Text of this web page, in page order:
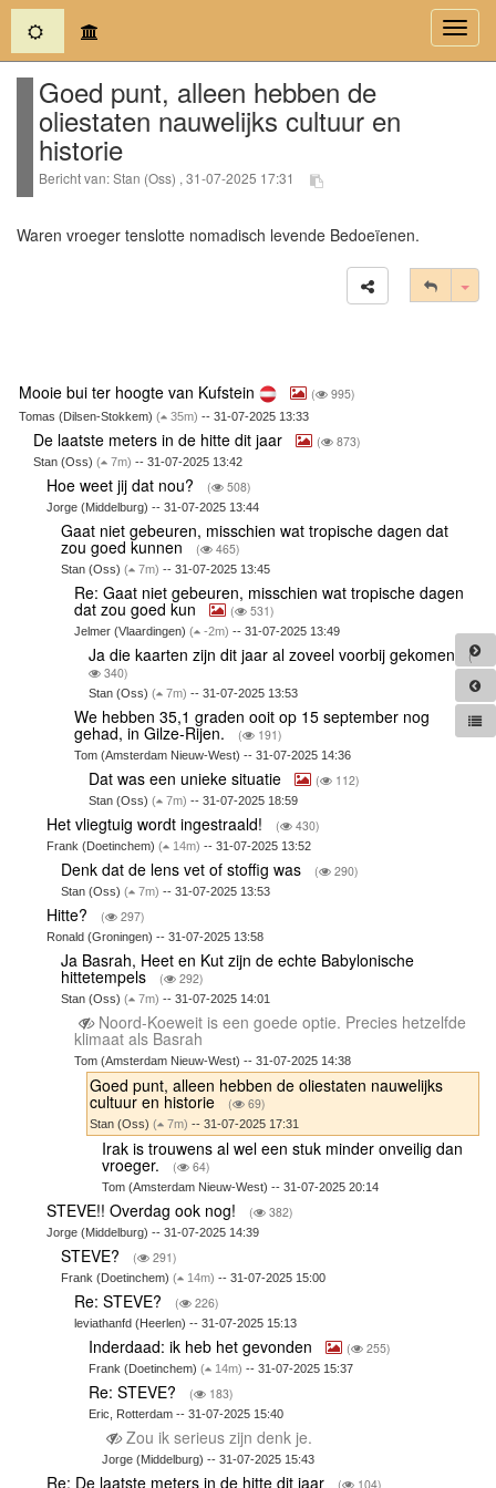
(current)
Goed punt, alleen hebben de
oliestaten nauwelijks cultuur en
historie
Bericht van: Stan (Oss) , 31-07-2025 17:31
Waren vroeger tenslotte nomadisch levende Bedoeïenen.
Mooie bui ter hoogte van Kufstein ( 995)
Tomas (Dilsen-Stokkem) ( 35m) -- 31-07-2025 13:33
De laatste meters in de hitte dit jaar ( 873)
Stan (Oss) ( 7m) -- 31-07-2025 13:42
Hoe weet jij dat nou? ( 508)
Jorge (Middelburg) -- 31-07-2025 13:44
Gaat niet gebeuren, misschien wat tropische dagen dat
zou goed kunnen ( 465)
Stan (Oss) ( 7m) -- 31-07-2025 13:45
Re: Gaat niet gebeuren, misschien wat tropische dagen
dat zou goed kun ( 531)
Jelmer (Vlaardingen)( -2m) -- 31-07-2025 13:49
Ja die kaarten zijn dit jaar al zoveel voorbij gekomen
(
340)
Stan (Oss) ( 7m) -- 31-07-2025 13:53
We hebben 35,1 graden ooit op 15 september nog
gehad, in Gilze-Rijen. ( 191)
Tom (Amsterdam Nieuw-West) -- 31-07-2025 14:36
Dat was een unieke situatie ( 112)
Stan (Oss) ( 7m) -- 31-07-2025 18:59
Het vliegtuig wordt ingestraald! ( 430)
Frank (Doetinchem)( 14m) -- 31-07-2025 13:52
Denk dat de lens vet of stoffig was ( 290)
Stan (Oss) ( 7m) -- 31-07-2025 13:53
Hitte? ( 297)
Ronald (Groningen) -- 31-07-2025 13:58
Ja Basrah, Heet en Kut zijn de echte Babylonische
hittetempels ( 292)
Stan (Oss) ( 7m) -- 31-07-2025 14:01
Noord-Koeweit is een goede optie. Precies hetzelfde
klimaat als Basrah
Tom (Amsterdam Nieuw-West) -- 31-07-2025 14:38
Goed punt, alleen hebben de oliestaten nauwelijks
cultuur en historie ( 69)
Stan (Oss) ( 7m) -- 31-07-2025 17:31
Irak is trouwens al wel een stuk minder onveilig dan
vroeger. ( 64)
Tom (Amsterdam Nieuw-West) -- 31-07-2025 20:14
STEVE!! Overdag ook nog! ( 382)
Jorge (Middelburg) -- 31-07-2025 14:39
STEVE? ( 291)
Frank (Doetinchem) ( 14m) -- 31-07-2025 15:00
Re: STEVE? ( 226)
leviathanfd (Heerlen) -- 31-07-2025 15:13
Inderdaad: ik heb het gevonden ( 255)
Frank (Doetinchem) ( 14m) -- 31-07-2025 15:37
Re: STEVE? ( 183)
Eric, Rotterdam -- 31-07-2025 15:40
Zou ik serieus zijn denk je.
Jorge (Middelburg) -- 31-07-2025 15:43
Re: De laatste meters in de hitte dit jaar ( 104)